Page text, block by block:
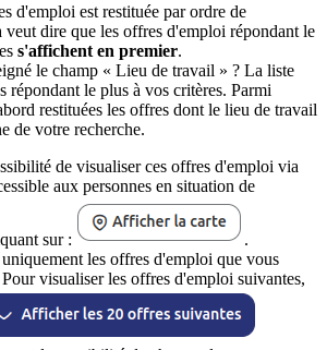
d'emploi est restituée par ordre de
veut dire que les offres d'emploi répondant le
s'affichent en premier.
le champ « Lieu de travail » ? La liste
répondant le plus à vos critères. Parmi
restituées les offres dont le lieu de travail
de votre recherche.
de visualiser ces offres d'emploi via
aux personnes en situation de
sur :
.
les offres d'emploi que vous
visualiser les offres d'emploi suivantes,